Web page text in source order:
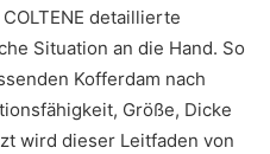
detaillierte
Situation an die Hand. So
Kofferdam nach
Größe, Dicke
wird dieser Leitfaden von